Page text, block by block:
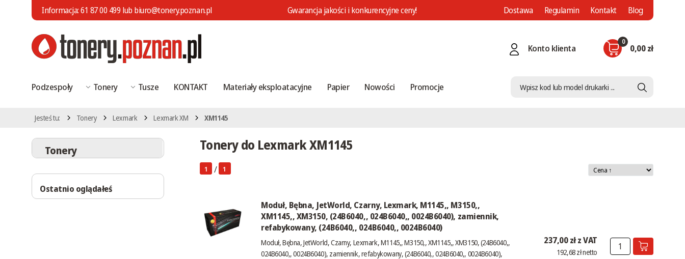
Informacja:61 87 00 499 lub biuro@tonery.poznan.pl Gwarancja jakości i konkurencyjne ceny! Dostawa Regulamin Kontakt Blog
Konto klienta
0
0,00 zł
Podzespoły Tonery Tusze KONTAKT Materiały eksploatacyjne Papier Nowości Promocje
Jesteś tu: Tonery Lexmark Lexmark XM XM1145
Tonery do Lexmark XM1145
1 / 1
Moduł, Bębna, JetWorld, Czarny, Lexmark, M1145,, M3150,,
XM1145,, XM3150, (24B6040,, 024B6040,, 0024B6040), zamiennik,
refabykowany, (24B6040,, 024B6040,, 0024B6040)
Moduł, Bębna, JetWorld, Czarny, Lexmark, M1145,, M3150,, XM1145,, XM3150, (24B6040,,
024B6040,, 0024B6040), zamiennik, refabykowany, (24B6040,, 024B6040,, 0024B6040),
237,00 zł z VAT
192,68 zł netto
Tonery
Ostatnio oglądałeś